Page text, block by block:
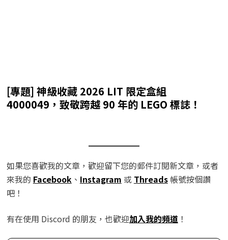
[專題] 神級收藏 2026 LIT 限定盒組
4000049，致敬跨越 90 年的 LEGO 標誌！
如果您喜歡我的文章，歡迎留下您的郵件訂閱新文章，或者
來我的 Facebook 、 Instagram 或 Threads帳號按個讚
吧！
有在使用 Discord 的朋友，也歡迎加入我的頻道！